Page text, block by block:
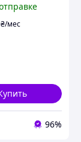
постель
с цветами
₴/мес
96%